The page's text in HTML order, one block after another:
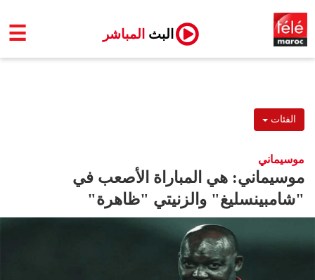
☰ البث المباشر
الفئات
موسيماني
موسيماني: هي المباراة الأصعب في
"شامبينسليغ" والزنيتي "ظاهرة"